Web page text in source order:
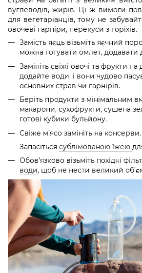
вуглеводів, жирів. Ці ж вимоги
для вегетаріанців, тому не
овочеві гарніри, перекуси з горіхів.
Замість яєць візьміть яєчний
можна готувати омлет, додавати
Замініть свіжі овочі та фрукти на
додайте води, і вони чудово
основних страв чи гарнірів.
Беріть продукти з мінімальним
макарони, сухофрукти, сушена
готові кубики бульйону.
Свіже м’ясо замініть на консерви.
Запасіться сублімованою їжею
Обов’язково візьміть похідні
води, щоб не нести великий